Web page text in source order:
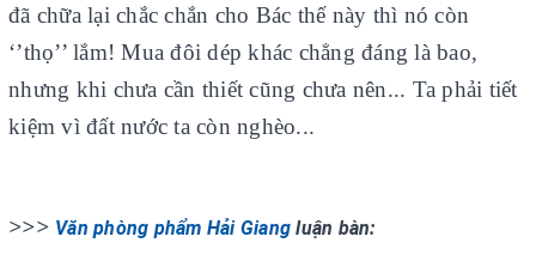
đã chữa lại chắc chắn cho Bác thế này thì nó còn
‘’thọ’’ lắm! Mua đôi dép khác chẳng đáng là bao,
nhưng khi chưa cần thiết cũng chưa nên... Ta phải tiết
kiệm vì đất nước ta còn nghèo...
>>> Văn phòng phẩm Hải Giang luận bàn: